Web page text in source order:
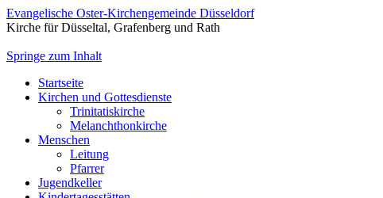
Evangelische Oster-Kirchengemeinde Düsseldorf
Kirche für Düsseltal, Grafenberg und Rath
Springe zum Inhalt
Startseite
Kirchen und Gottesdienste
Trinitatiskirche
Melanchthonkirche
Menschen
Leitung
Pfarrer
Jugendkeller